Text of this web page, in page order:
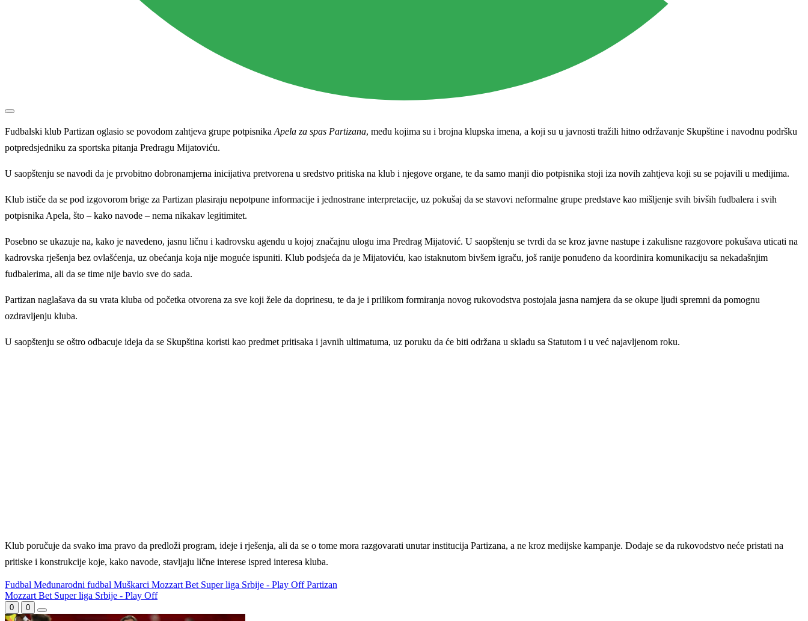
Fudbalski klub Partizan oglasio se povodom zahtjeva grupe potpisnika Apela za spas Partizana, među kojima su i brojna klupska imena, a koji su u javnosti tražili hitno održavanje Skupštine i navodnu podršku
potpredsjedniku za sportska pitanja Predragu Mijatoviću.
U saopštenju se navodi da je prvobitno dobronamjerna inicijativa pretvorena u sredstvo pritiska na klub i njegove organe, te da samo manji dio potpisnika stoji iza novih zahtjeva koji su se pojavili u medijima.
Klub ističe da se pod izgovorom brige za Partizan plasiraju nepotpune informacije i jednostrane interpretacije, uz pokušaj da se stavovi neformalne grupe predstave kao mišljenje svih bivših fudbalera i svih
potpisnika Apela, što – kako navode – nema nikakav legitimitet.
Posebno se ukazuje na, kako je navedeno, jasnu ličnu i kadrovsku agendu u kojoj značajnu ulogu ima Predrag Mijatović. U saopštenju se tvrdi da se kroz javne nastupe i zakulisne razgovore pokušava uticati na
kadrovska rješenja bez ovlašćenja, uz obećanja koja nije moguće ispuniti. Klub podsjeća da je Mijatoviću, kao istaknutom bivšem igraču, još ranije ponuđeno da koordinira komunikaciju sa nekadašnjim
fudbalerima, ali da se time nije bavio sve do sada.
Partizan naglašava da su vrata kluba od početka otvorena za sve koji žele da doprinesu, te da je i prilikom formiranja novog rukovodstva postojala jasna namjera da se okupe ljudi spremni da pomognu
ozdravljenju kluba.
U saopštenju se oštro odbacuje ideja da se Skupština koristi kao predmet pritisaka i javnih ultimatuma, uz poruku da će biti održana u skladu sa Statutom i u već najavljenom roku.
Klub poručuje da svako ima pravo da predloži program, ideje i rješenja, ali da se o tome mora razgovarati unutar institucija Partizana, a ne kroz medijske kampanje. Dodaje se da rukovodstvo neće pristati na
pritiske i konstrukcije koje, kako navode, stavljaju lične interese ispred interesa kluba.
Fudbal Međunarodni fudbal Muškarci Mozzart Bet Super liga Srbije - Play OffPartizan
Mozzart Bet Super liga Srbije - Play Off
0 0